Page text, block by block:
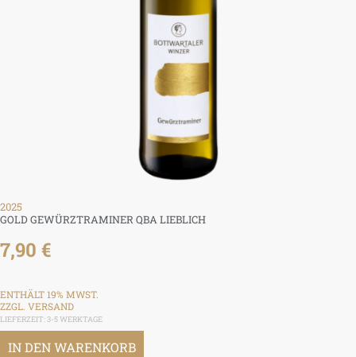
2025
GOLD GEWÜRZTRAMINER QBA LIEBLICH
7,90 €
ENTHÄLT 19% MWST.
ZZGL. VERSAND
LIEFERZEIT: 3-5 WERKTAGE
IN DEN WARENKORB